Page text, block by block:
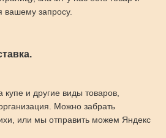
вашему запросу.
и другие виды товаров,
Можно забрать
или мы отправить можем Яндекс